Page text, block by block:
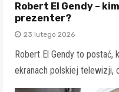
Robert El Gendy –
prezenter?
23 lutego 2026
Robert El Gendy to postać,
ekranach polskiej telewizji,